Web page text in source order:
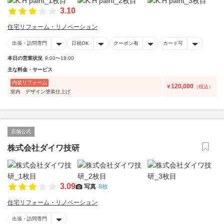
3.10
住宅リフォーム・リノベーション
出張・訪問専門 日祝OK クーポン有 カード可
本日の営業状況 9:00〜18:00
主な料金・サービス
内装リフォーム
室内 デザイン塗装仕上げ
￥120,000 （税込）
店舗公式
株式会社ダイワ技研
3.09 写真 8枚
住宅リフォーム・リノベーション
出張・訪問専門